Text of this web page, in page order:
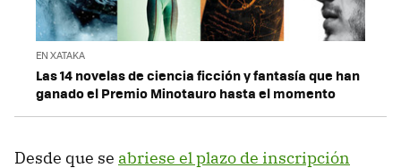
EN XATAKA
Las 14 novelas de ciencia ficción y fantasía que han
ganado el Premio Minotauro hasta el momento
Desde que se abriese el plazo de inscripción